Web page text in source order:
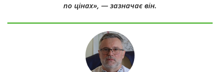
по цінах», — зазначає він.